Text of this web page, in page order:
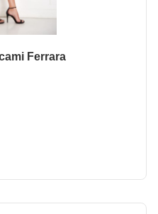
Ferrara